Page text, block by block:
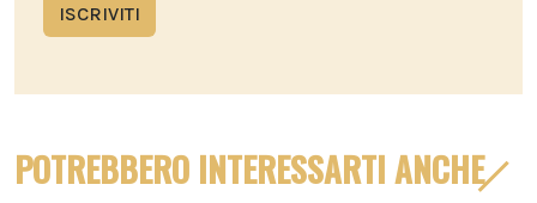
ISCRIVITI
POTREBBERO INTERESSARTI ANCHE